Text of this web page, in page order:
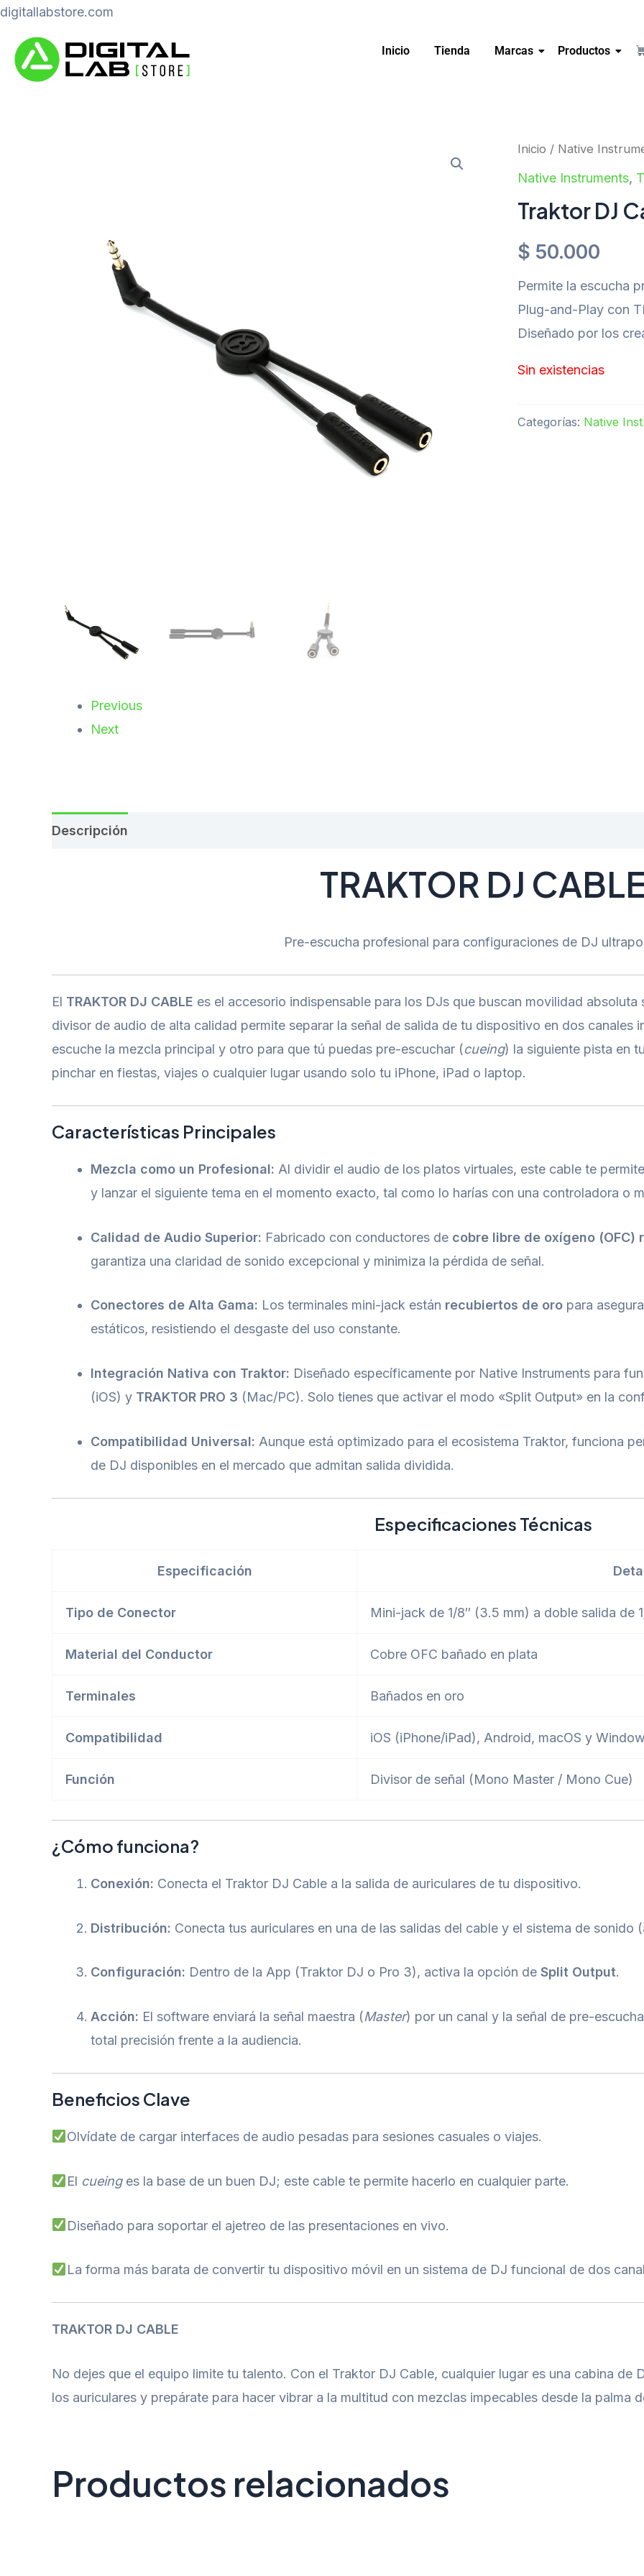
digitallabstore.com
contenido
Inicio Tienda Marcas Productos
Previous
Next
Inicio / Native
Native Instruments,
Traktor DJ
$ 50.000
Permite la escucha
Plug-and-Play con
Diseñado por los
Sin existencias
Categorías: Native
Descripción
TRAKTOR DJ
Pre-escucha profesional para configuraciones de DJ
El TRAKTOR DJ CABLE es el accesorio indispensable para los DJs que buscan movilidad
divisor de audio de alta calidad permite separar la señal de salida de tu dispositivo en dos canales
escuche la mezcla principal y otro para que tú puedas pre-escuchar (cueing) la siguiente pista en
pinchar en fiestas, viajes o cualquier lugar usando solo tu iPhone, iPad o laptop.
Características Principales
Mezcla como un Profesional: Al dividir el audio de los platos virtuales, este cable te
y lanzar el siguiente tema en el momento exacto, tal como lo harías con una controladora o
Calidad de Audio Superior: Fabricado con conductores de cobre libre de oxígeno (OFC)
garantiza una claridad de sonido excepcional y minimiza la pérdida de señal.
Conectores de Alta Gama: Los terminales mini-jack están recubiertos de oro para
estáticos, resistiendo el desgaste del uso constante.
Integración Nativa con Traktor: Diseñado específicamente por Native Instruments para
(iOS) y TRAKTOR PRO 3 (Mac/PC). Solo tienes que activar el modo «Split Output» en la
Compatibilidad Universal: Aunque está optimizado para el ecosistema Traktor, funciona
de DJ disponibles en el mercado que admitan salida dividida.
Especificaciones Técnicas
Especificación
Tipo de Conector Mini-jack de 1/8″ (3.5 mm) a doble salida de
Material del Conductor Cobre OFC bañado en plata
Terminales Bañados en oro
Compatibilidad iOS (iPhone/iPad), Android, macOS y
Función Divisor de señal (Mono Master / Mono Cue)
¿Cómo funciona?
Conexión: Conecta el Traktor DJ Cable a la salida de auriculares de tu dispositivo.
Distribución: Conecta tus auriculares en una de las salidas del cable y el sistema de sonido
Configuración: Dentro de la App (Traktor DJ o Pro 3), activa la opción de Split Output.
Acción: El software enviará la señal maestra (Master) por un canal y la señal de pre-
total precisión frente a la audiencia.
Beneficios Clave
Olvídate de cargar interfaces de audio pesadas para sesiones casuales o viajes.
El cueinges la base de un buen DJ; este cable te permite hacerlo en cualquier parte.
Diseñado para soportar el ajetreo de las presentaciones en vivo.
La forma más barata de convertir tu dispositivo móvil en un sistema de DJ funcional de dos
TRAKTOR DJ CABLE
No dejes que el equipo limite tu talento. Con el Traktor DJ Cable, cualquier lugar es una cabina de
los auriculares y prepárate para hacer vibrar a la multitud con mezclas impecables desde la palma
Productos relacionados